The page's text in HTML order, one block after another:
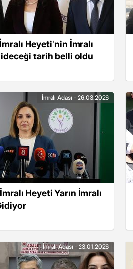
Heyeti'nin İmralı
tarih belli oldu
Heyeti Yarın İmralı
İmralı Adası - 26.03.2026
İmralı Adası - 23.01.2026